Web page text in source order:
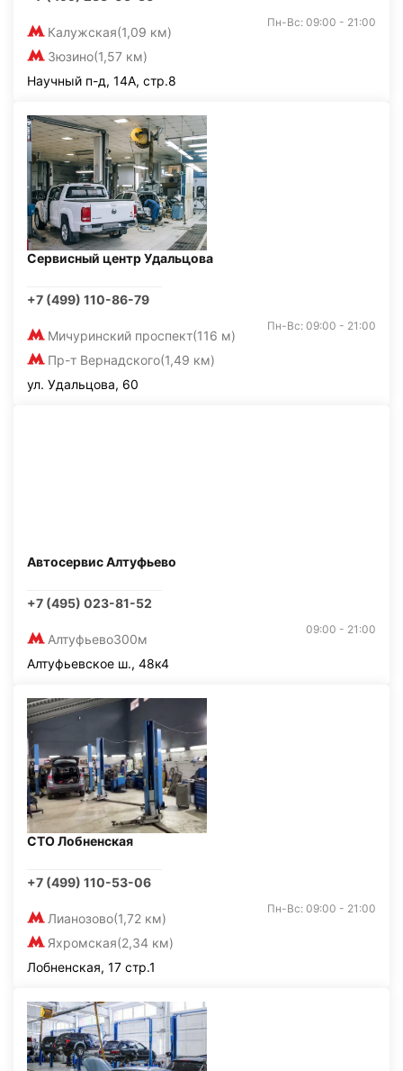
Калужская(1,09 км)
Зюзино(1,57 км)
Пн-Вс: 09:00 - 21:00
Научный п-д, 14А, стр.8
Сервисный центр Удальцова
+7 (499) 110-86-79
Мичуринский проспект(116 м)
Пр-т Вернадского(1,49 км)
Пн-Вс: 09:00 - 21:00
ул. Удальцова, 60
Автосервис Алтуфьево
+7 (495) 023-81-52
Алтуфьево300м
09:00 - 21:00
Алтуфьевское ш., 48к4
СТО Лобненская
+7 (499) 110-53-06
Лианозово(1,72 км)
Яхромская(2,34 км)
Пн-Вс: 09:00 - 21:00
Лобненская, 17 стр.1